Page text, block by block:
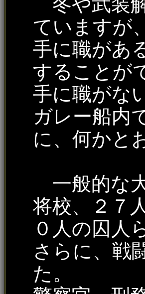
ていますが、
手に職があ
することが
手に職がな
ガレー船内
に、何かと
一般的な
将校、２７
０人の囚人
さらに、戦
た。